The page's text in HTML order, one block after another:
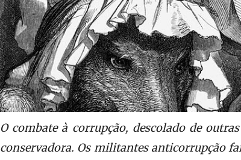
O combate à corrupção, descolado de
conservadora. Os militantes anticorrupção